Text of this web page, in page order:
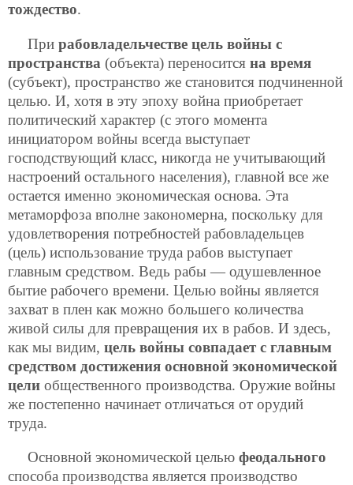
тождество.
При рабовладельчестве цель войны с
пространства (объекта) переносится на время
(субъект), пространство же становится подчиненной
целью. И, хотя в эту эпоху война приобретает
политический характер (с этого момента
инициатором войны всегда выступает
господствующий класс, никогда не учитывающий
настроений остального населения), главной все же
остается именно экономическая основа. Эта
метаморфоза вполне закономерна, поскольку для
удовлетворения потребностей рабовладельцев
(цель) использование труда рабов выступает
главным средством. Ведь рабы — одушевленное
бытие рабочего времени. Целью войны является
захват в плен как можно большего количества
живой силы для превращения их в рабов. И здесь,
как мы видим, цель войны совпадает с главным
средством достижения основной экономической
цели общественного производства. Оружие войны
же постепенно начинает отличаться от орудий
труда.
Основной экономической целью феодального
способа производства является производство